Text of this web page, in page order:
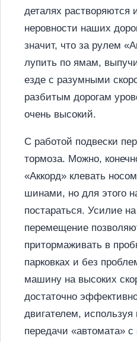
деталях растворяются
неровности наших
значит, что за рулем
лупить по ямам,
езде с разумными
разбитым дорогам
очень высокий.
С работой подвески
тормоза. Можно,
«Аккорд» клевать
шинами, но для этого
постараться. Усилие
перемещение
притормаживать в
парковках и без
машину на высоких
достаточно
двигателем,
передачи «автомата»